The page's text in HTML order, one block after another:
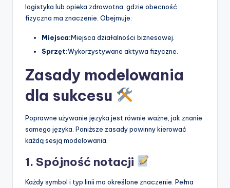
logistyka lub opieka zdrowotna, gdzie obecność
fizyczna ma znaczenie. Obejmuje:
Miejsca:Miejsca działalności biznesowej.
Sprzęt:Wykorzystywane aktywa fizyczne.
Zasady modelowania
dla sukcesu
Poprawne używanie języka jest równie ważne, jak znanie
samego języka. Poniższe zasady powinny kierować
każdą sesją modelowania.
1. Spójność notacji
Każdy symbol i typ linii ma określone znaczenie. Pełna